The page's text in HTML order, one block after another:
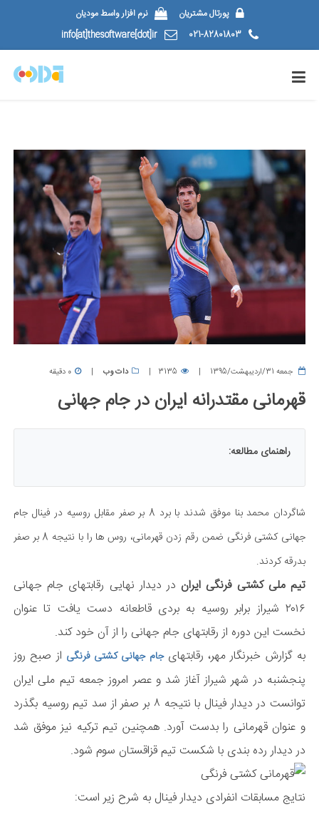
پورتال مشتریان
نرم افزار واسط مودیان
021-82801803
info[at]thesoftware[dot]ir
جمعه 31/اردیبهشت/1395 3135 دات وب 0 دقیقه
قهرمانی مقتدرانه ایران در جام جهانی
راهنمای مطالعه:
شاگردان محمد بنا موفق شدند با برد 8 بر صفر مقابل روسیه در فینال جام
جهانی کشتی فرنگی ضمن رقم زدن قهرمانی، روس ها را با نتیجه 8 بر صفر
بدرقه کردند.
تیم ملی کشتی فرنگی ایران در دیدار نهایی رقابتهای جام جهانی
۲۰۱۶ شیراز برابر روسیه به بردی قاطعانه دست یافت تا عنوان
نخست این دوره از رقابتهای جام جهانی را از آن خود کند.
به گزارش خبرنگار مهر، رقابتهایجام جهانی کشتی فرنگی از صبح روز
پنجشنبه در شهر شیراز آغاز شد و عصر امروز جمعه تیم ملی ایران
توانست در دیدار فینال با نتیجه ۸ بر صفر از سد تیم روسیه بگذرد
و عنوان قهرمانی را بدست آورد. همچنین تیم ترکیه نیز موفق شد
در دیدار رده بندی با شکست تیم قزاقستان سوم شود.
نتایج مسابقات انفرادی دیدار فینال به شرح زیر است: